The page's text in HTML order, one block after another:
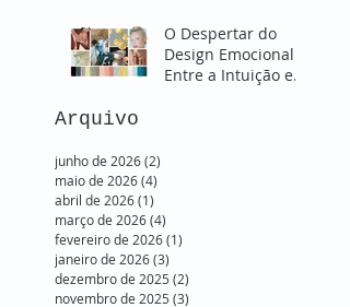
O Despertar do
Design Emocional:
Entre a Intuição e o
Arquivo
junho de 2026(2)
maio de 2026(4)
abril de 2026(1)
março de 2026(4)
fevereiro de 2026(1)
janeiro de 2026(3)
dezembro de 2025 (2)
novembro de 2025 (3)